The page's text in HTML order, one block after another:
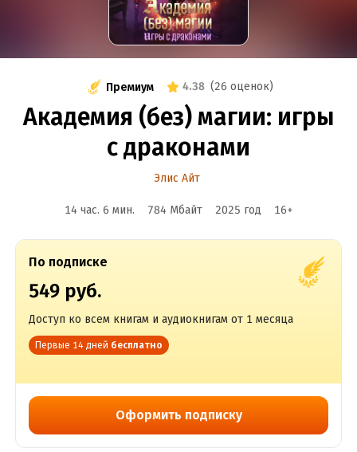
Премиум 4.38 (26 оценок)
Академия (без) магии: игры
с драконами
Элис Айт
14 час. 6 мин. 784 Мбайт 2025 год 16+
По подписке
549 руб.
Доступ ко всем книгам и аудиокнигам от 1 месяца
Первые 14 дней бесплатно
Оформить подписку